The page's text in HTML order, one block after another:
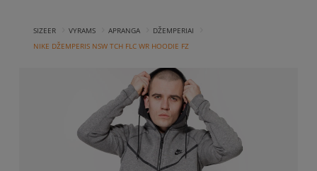
SIZEER VYRAMS APRANGA DŽEMPERIAI
NIKE DŽEMPERIS NSW TCH FLC WR HOODIE FZ